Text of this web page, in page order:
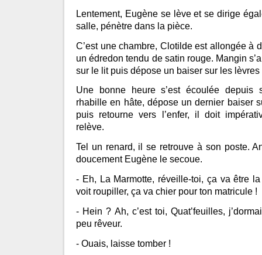
Lentement, Eugène se lève et se dirige
salle, pénètre dans la pièce.
C’est une chambre, Clotilde est allongée à
un édredon tendu de satin rouge. Mangin
sur le lit puis dépose un baiser sur les
Une bonne heure s’est écoulée depuis
rhabille en hâte, dépose un dernier baiser
puis retourne vers l’enfer, il doit
relève.
Tel un renard, il se retrouve à son poste.
doucement Eugène le secoue.
- Eh, La Marmotte, réveille-toi, ça va être
voit roupiller, ça va chier pour ton matricule !
- Hein ? Ah, c’est toi, Quat’feuilles,
peu rêveur.
- Ouais, laisse tomber !